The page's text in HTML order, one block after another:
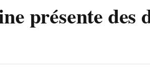
présente des